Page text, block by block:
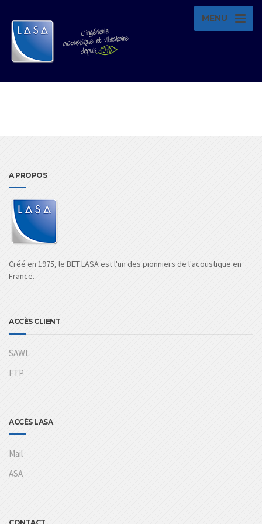
MENU
A PROPOS
Créé en 1975, le BET LASA est l'un des pionniers de l'acoustique en
France.
ACCÈS CLIENT
SAWL
FTP
ACCÈS LASA
Mail
ASA